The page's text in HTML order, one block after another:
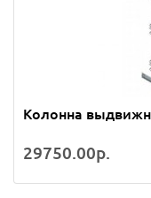
Колонна
29750.00р.